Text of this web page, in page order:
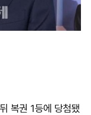
복권 1등에 당첨됐